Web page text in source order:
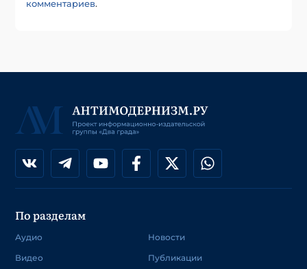
комментариев.
По разделам
Аудио
Видео
Новости
Публикации